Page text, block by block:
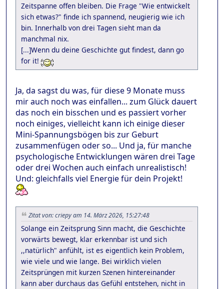
Zeitspanne offen bleiben. Die Frage "Wie entwickelt
sich etwas?" finde ich spannend, neugierig wie ich
bin. Innerhalb von drei Tagen sieht man da
manchmal nix.
[...]Wenn du deine Geschichte gut findest, dann go
for it!
Ja, da sagst du was, für diese 9 Monate muss
mir auch noch was einfallen... zum Glück dauert
das noch ein bisschen und es passiert vorher
noch einiges, vielleicht kann ich einige dieser
Mini-Spannungsbögen bis zur Geburt
zusammenfügen oder so... Und ja, für manche
psychologische Entwicklungen wären drei Tage
oder drei Wochen auch einfach unrealistisch!
Und: gleichfalls viel Energie für dein Projekt!
Zitat von: criepy am 14. März 2026, 15:27:48
Solange ein Zeitsprung Sinn macht, die Geschichte
vorwärts bewegt, klar erkennbar ist und sich
,,natürlich" anfühlt, ist es eigentlich kein Problem,
wie viele und wie lange. Bei wirklich vielen
Zeitsprüngen mit kurzen Szenen hintereinander
kann aber durchaus das Gefühl entstehen, nicht in